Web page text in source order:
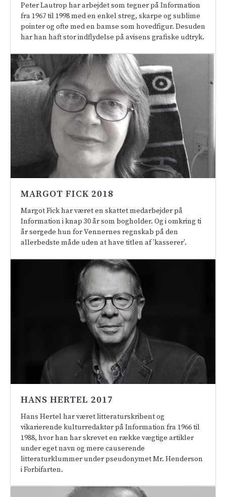
Peter Lautrop har arbejdet som tegner på Information
fra 1967 til 1998 med en enkel streg, skarpe og sublime
pointer og ofte med en bamse som hovedfigur. Desuden
har han haft stor indflydelse på avisens grafiske udtryk.
MARGOT FICK 2018
Margot Fick har været en skattet medarbejder på
Information i knap 30 år som bogholder. Og i omkring ti
år sørgede hun for Vennernes regnskab på den
allerbedste måde uden at have titlen af ’kasserer’.
HANS HERTEL 2017
Hans Hertel har været litteraturskribent og
vikarierende kulturredaktør på Information fra 1966 til
1988, hvor han har skrevet en række vægtige artikler
under eget navn og mere causerende
litteraturklummer under pseudonymet Mr. Henderson
i Forbifarten.